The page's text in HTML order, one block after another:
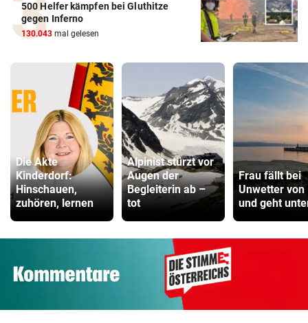
500 Helfer kämpfen bei Gluthitze
gegen Inferno
130.043 mal gelesen
Die Akte
Kinderdorf:
Hinschauen,
zuhören, lernen
Alpinist stürzt vor
Augen der
Begleiterin ab –
tot
Frau fällt bei
Unwetter von
und geht